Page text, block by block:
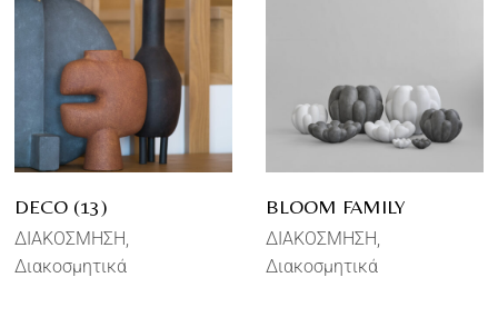
DECO (13)
ΔΙΑΚΟΣΜΗΣΗ
Διακοσμητικά
BLOOM FAMILY
ΔΙΑΚΟΣΜΗΣΗ
Διακοσμητικά